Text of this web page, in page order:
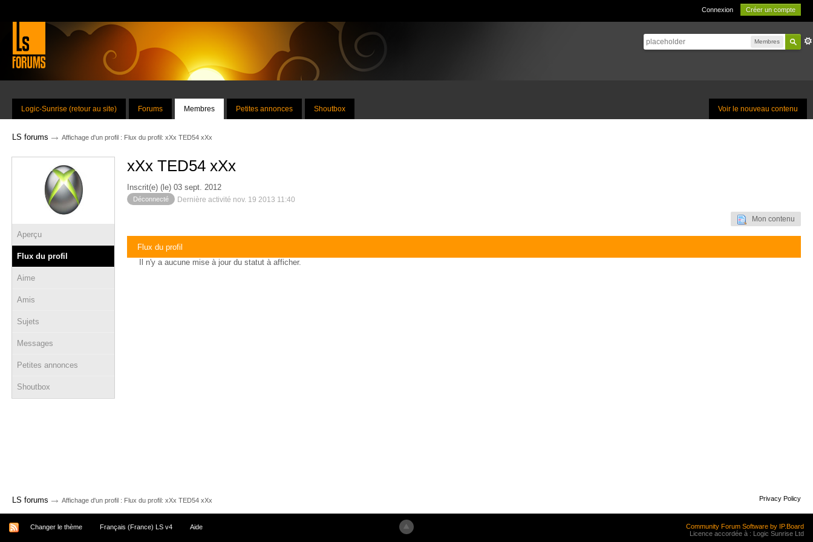
Connexion Créer un compte
Membres
Voir le nouveau contenu
Logic-Sunrise (retour au site) Forums Membres Petites annonces Shoutbox
LS forums → Affichage d'un profil : Flux du profil: xXx TED54 xXx
Aperçu
Flux du profil
Aime
Amis
Sujets
Messages
Petites annonces
Shoutbox
xXx TED54 xXx
Inscrit(e) (le) 03 sept. 2012
Déconnecté Dernière activité nov. 19 2013 11:40
Mon contenu
Flux du profil
Il n'y a aucune mise à jour du statut à afficher.
LS forums → Affichage d'un profil : Flux du profil: xXx TED54 xXx Privacy Policy
Changer le thème Français (France) LS v4 Aide
Community Forum Software by IP.Board
Licence accordée à : Logic Sunrise Ltd